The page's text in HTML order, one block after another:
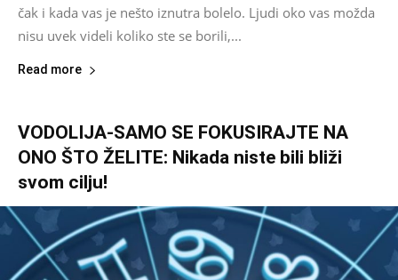
čak i kada vas je nešto iznutra bolelo. Ljudi oko vas možda
nisu uvek videli koliko ste se borili,...
Read more
VODOLIJA-SAMO SE FOKUSIRAJTE NA
ONO ŠTO ŽELITE: Nikada niste bili bliži
svom cilju!